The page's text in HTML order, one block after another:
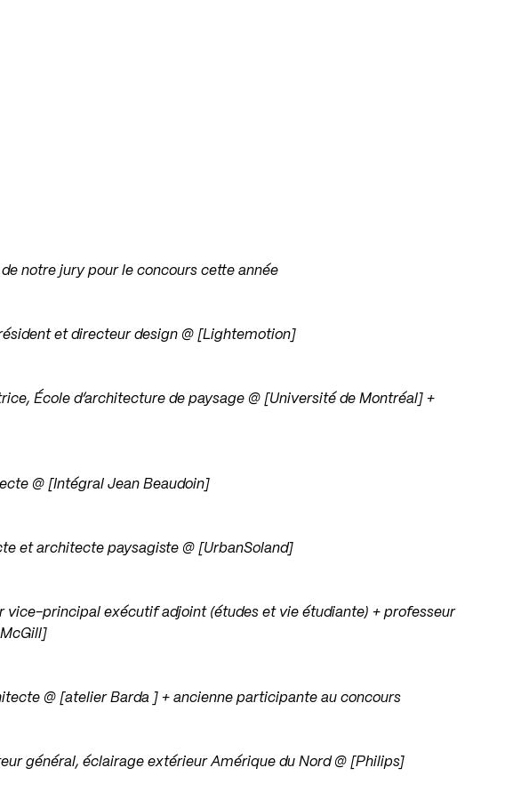
notre jury pour le concours cette année
et directeur design @ [Lightemotion]
École d’architecture de paysage @ [Université de Montréal] +
@ [Intégral Jean Beaudoin]
et architecte paysagiste @ [UrbanSoland]
vice-principal exécutif adjoint (études et vie étudiante) + professeur
@ [atelier Barda ] + ancienne participante au concours
général, éclairage extérieur Amérique du Nord @ [Philips]